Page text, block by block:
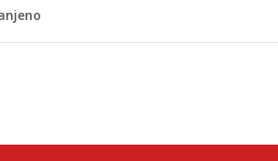
"spori vikend" i zaista se odmoriti
policajca i oštetio vrata